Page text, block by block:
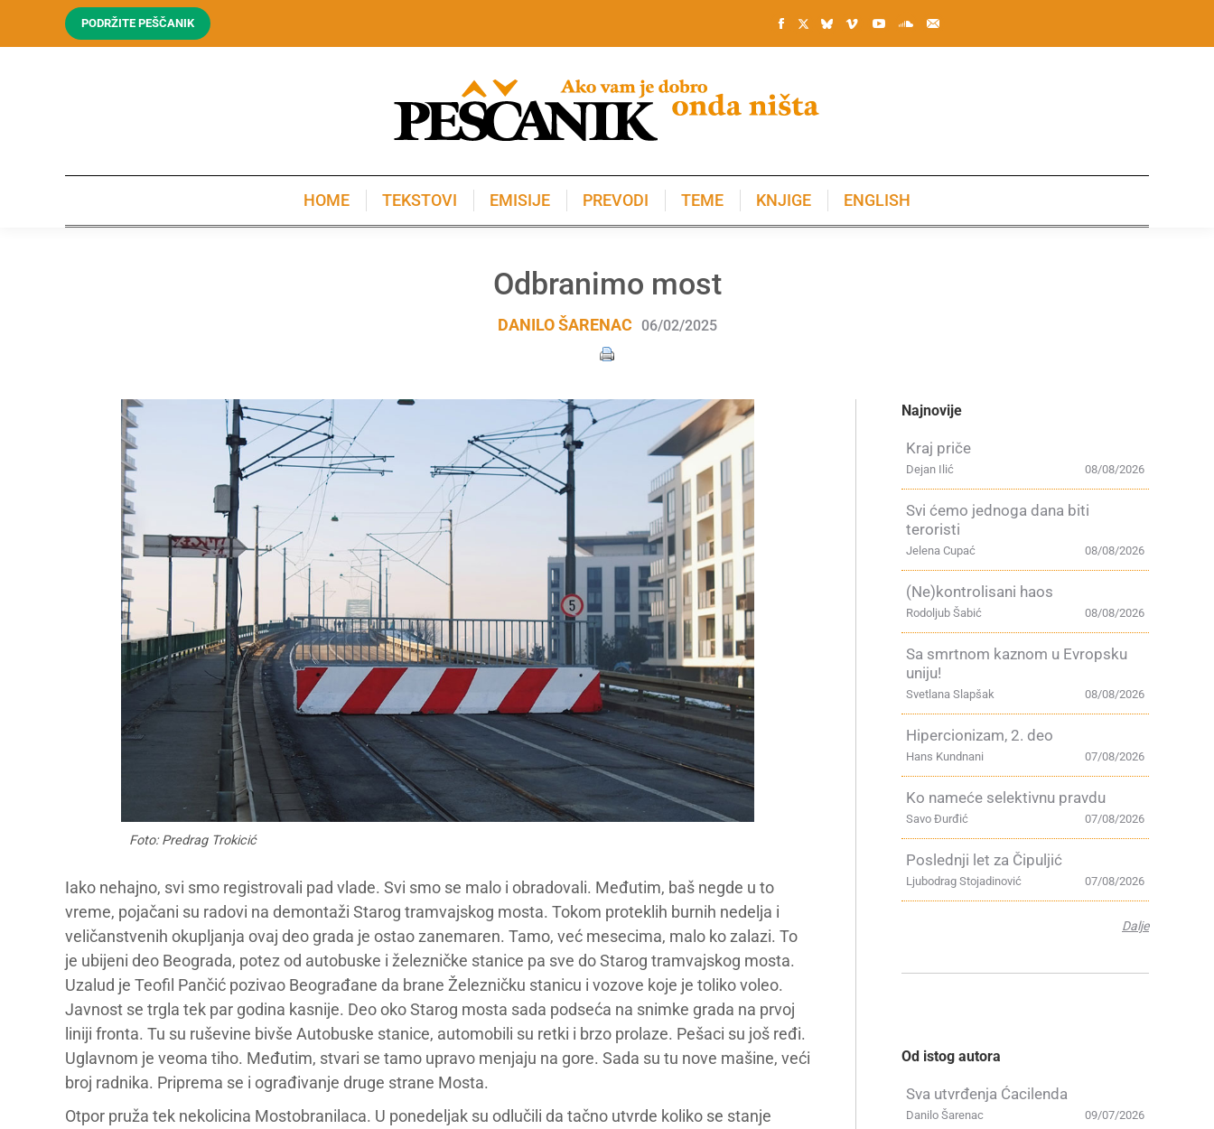
PODRŽITE PEŠČANIK
HOME TEKSTOVI EMISIJE PREVODI TEME KNJIGE ENGLISH
Odbranimo most
DANILO ŠARENAC 06/02/2025
Foto: Predrag Trokicić
Iako nehajno, svi smo registrovali pad vlade. Svi smo se malo i obradovali. Međutim, baš negde u to
vreme, pojačani su radovi na demontaži Starog tramvajskog mosta. Tokom proteklih burnih nedelja i
veličanstvenih okupljanja ovaj deo grada je ostao zanemaren. Tamo, već mesecima, malo ko zalazi. To
je ubijeni deo Beograda, potez od autobuske i železničke stanice pa sve do Starog tramvajskog mosta.
Uzalud je Teofil Pančić pozivao Beograđane da brane Železničku stanicu i vozove koje je toliko voleo.
Javnost se trgla tek par godina kasnije. Deo oko Starog mosta sada podseća na snimke grada na prvoj
liniji fronta. Tu su ruševine bivše Autobuske stanice, automobili su retki i brzo prolaze. Pešaci su još ređi.
Uglavnom je veoma tiho. Međutim, stvari se tamo upravo menjaju na gore. Sada su tu nove mašine, veći
broj radnika. Priprema se i ograđivanje druge strane Mosta.
Otpor pruža tek nekolicina Mostobranilaca. U ponedeljak su odlučili da tačno utvrde koliko se stanje
Najnovije
Kraj priče
08/08/2026
Dejan Ilić
Svi ćemo jednoga dana biti
teroristi
08/08/2026
Jelena Cupać
(Ne)kontrolisani haos
08/08/2026
Rodoljub Šabić
Sa smrtnom kaznom u Evropsku
uniju!
08/08/2026
Svetlana Slapšak
Hipercionizam, 2. deo
07/08/2026
Hans Kundnani
Ko nameće selektivnu pravdu
07/08/2026
Savo Đurđić
Poslednji let za Čipuljić
07/08/2026
Ljubodrag Stojadinović
Dalje
Od istog autora
Sva utvrđenja Ćacilenda
09/07/2026
Danilo Šarenac
KNJIGE ENGLISH